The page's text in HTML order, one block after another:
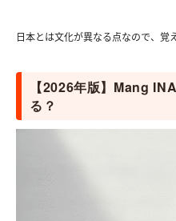
日本とは文化が異なる点なので、覚
【2026年版】Mang
る？